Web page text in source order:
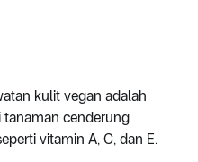
kulit vegan adalah
cenderung
vitamin A, C, dan E.